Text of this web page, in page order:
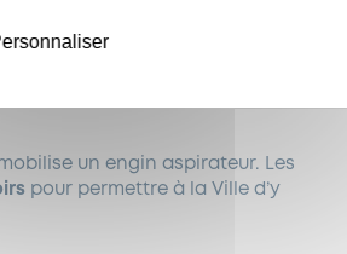
un engin aspirateur. Les
pour permettre à la Ville d’y